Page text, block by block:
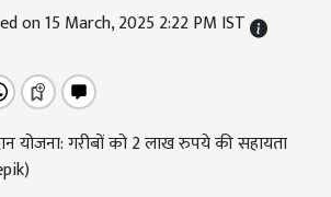
on 15 March, 2025 2:22 PM IST
योजना: गरीबों को 2 लाख रुपये की सहायता